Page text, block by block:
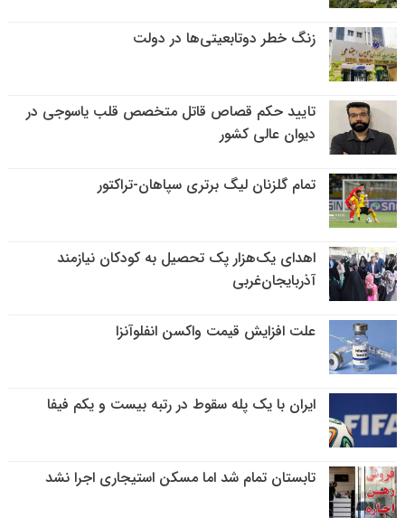
زنگ خطر دوتابعیتی‌ها در دولت
تایید حکم قصاص قاتل متخصص قلب یاسوجی در
دیوان عالی کشور
تمام گلزنان لیگ‌ برتری سپاهان-تراکتور
اهدای یک‌هزار پک تحصیل به کودکان نیازمند
آذربایجان‌غربی
علت افزایش قیمت واکسن انفلوآنزا
ایران با یک پله سقوط در رتبه بیست و یکم فیفا
تابستان تمام شد اما مسکن استیجاری اجرا نشد